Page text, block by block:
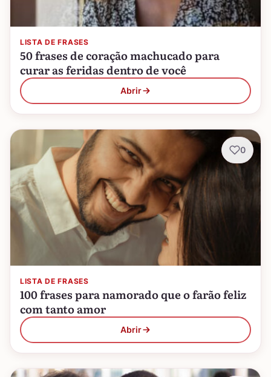
LISTA DE FRASES
50 frases de coração machucado para
curar as feridas dentro de você
Abrir
LISTA DE FRASES
100 frases para namorado que o farão feliz
com tanto amor
Abrir
0